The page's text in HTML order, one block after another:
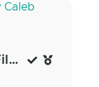
HyImage - Fotografie und Film by Caleb Ridgeway